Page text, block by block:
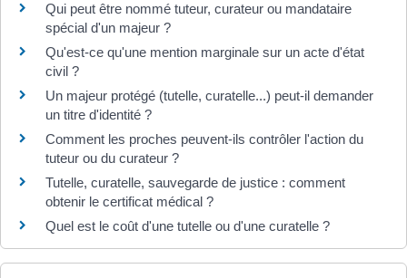
Qui peut être nommé tuteur, curateur ou mandataire
spécial d'un majeur ?
Qu'est-ce qu'une mention marginale sur un acte d'état
civil ?
Un majeur protégé (tutelle, curatelle...) peut-il demander
un titre d'identité ?
Comment les proches peuvent-ils contrôler l'action du
tuteur ou du curateur ?
Tutelle, curatelle, sauvegarde de justice : comment
obtenir le certificat médical ?
Quel est le coût d'une tutelle ou d'une curatelle ?